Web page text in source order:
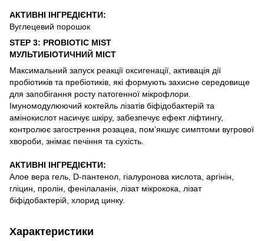
АКТИВНІ ІНГРЕДІЄНТИ:
Вуглецевий порошок
STEP 3: PROBIOTIC MIST
МУЛЬТИБІОТИЧНИЙ МІСТ
Максимальний запуск реакції оксигенації, активація дії
пробіотиків та пребіотиків, які формують захисне середовище
для запобігання росту патогенної мікрофлори.
Імуномодулюючий коктейль лізатів біфідобактерій та
амінокислот насичує шкіру, забезпечує ефект ліфтингу,
контролює загострення розацеа, пом’якшує симптоми вугрової
хвороби, знімає печіння та сухість.
АКТИВНІ ІНГРЕДІЄНТИ:
Алое вера гель, D-пантенол, гіалуронова кислота, аргінін,
гліцин, пролін, фенілаланін, лізат мікрокока, лізат
біфідобактерій, хлорид цинку.
Характеристики